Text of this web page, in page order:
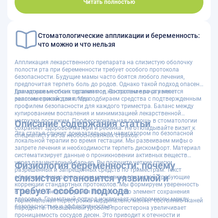
современные методы позволяют достичь стойкого результата;
чтобы
8 (8352) 45-44-
Запишитесь на прием сегодня для улучшения качества терапии,
потому что ваше здоровье заслуживает профессионального и
научно обоснованного подхода. Эффективное лечение — основа
Читать полностью
Стоматологические аппликации и беременность:
что можно и что нельзя
Аппликация лекарственного препарата на слизистую оболочку
полости рта при беременности требует особого протокола
безопасности. Будущие мамы часто боятся любого лечения,
предпочитая терпеть боль до родов. Однако такой подход опасен
для здоровья обоих организмов. Воспаление во рту несет
реальные риски для плода.
Грамотная местная терапия под контролем врача является
залогом спокойствия. Мы подбираем средства с подтвержденным
профилем безопасности для каждого триместра. Баланс между
купированием воспаления и минимизацией лекарственной
нагрузки достижим. Профессиональная помощь в стоматологии
сохраняет здоровье матери и ребенка. Не откладывайте визит к
специалисту из-за необоснованных страхов.
Описание содержания статьи
Эта статья служит доказательным навигатором по безопасной
локальной терапии во время гестации. Мы развеиваем мифы о
запрете лечения и необходимости терпеть дискомфорт. Материал
систематизирует данные о проникновении активных веществ
через плацентарный барьер. Вы получите четкие списки
разрешенных и запрещенных средств по триместрам. Текст
объясняет физиологические изменения слизистой, требующие
коррекции стандартных протоколов. Мы формируем уверенность
в том, что контролируемая терапия — это элемент сохранения
здоровья. Грамотный подход исключает компромиссы между
безопасностью и эффективностью.
Физиология беременности: почему
слизистая становится уязвимой и
требует особого подхода
Гормональная перестройка кардинально меняет состояние тканей
пародонта. Повышенный уровень прогестерона увеличивает
проницаемость сосудов десен. Это приводит к отечности и